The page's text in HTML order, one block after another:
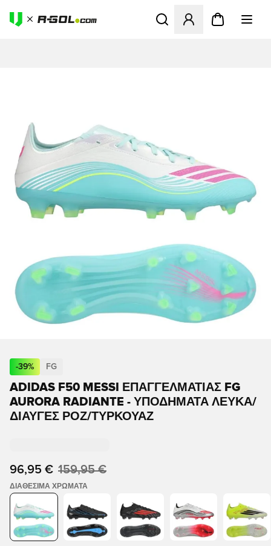
Ανοίγει ένα Modal για να
-39% FG
ADIDAS F50 MESSI ΕΠΑΓΓΕΛΜΑΤΊΑΣ FG
AURORA RADIANTE - ΥΠΟΔΉΜΑΤΑ ΛΕΥΚΆ/
ΔΙΑΥΓΈΣ ΡΟΖ/ΤΥΡΚΟΥΆΖ
96,95 € 159,95 €
ΔΙΑΘΈΣΙΜΑ ΧΡΏΜΑΤΑ